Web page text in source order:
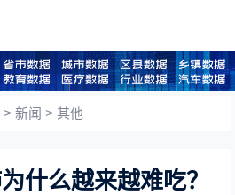
>新闻 >其他
什么越来越难吃？